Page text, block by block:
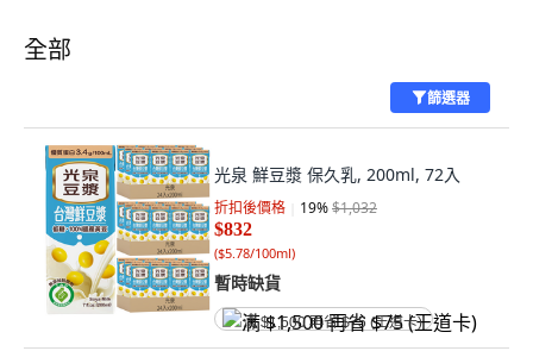
全部
篩選器
光泉 鮮豆漿 保久乳, 200ml, 72入
折扣後價格 19%$1,032
$832
($5.78/100ml)
暫時缺貨
满 $1,500 再省 $75 (王道卡)